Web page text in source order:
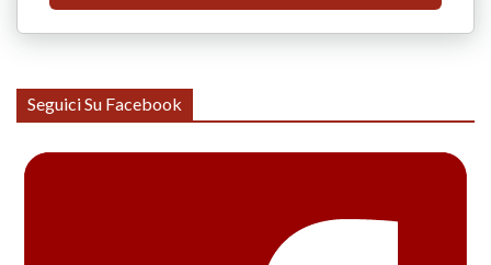
Seguici Su Facebook